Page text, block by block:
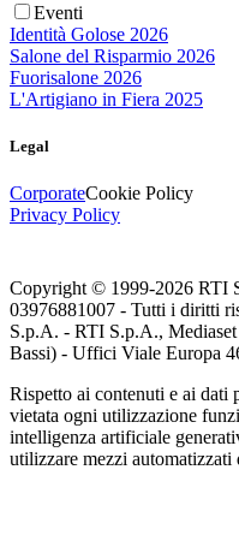
Eventi
Identità Golose 2026
Salone del Risparmio 2026
Fuorisalone 2026
L'Artigiano in Fiera 2025
Legal
CorporateCookie Policy
Privacy Policy
Copyright © 1999-2026 RTI
03976881007 - Tutti i diritti
S.p.A. - RTI S.p.A., Mediaset
Bassi) - Uffici Viale Europa
Rispetto ai contenuti e ai dati
vietata ogni utilizzazione
intelligenza artificiale
utilizzare mezzi automatizzati